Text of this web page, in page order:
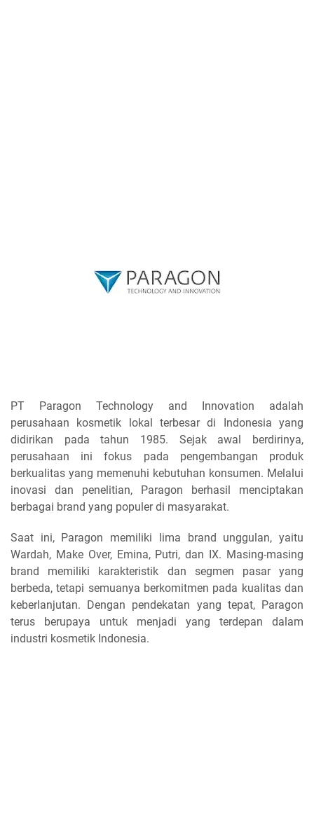
PT Paragon Technology and Innovation adalah
perusahaan kosmetik lokal terbesar di Indonesia yang
didirikan pada tahun 1985. Sejak awal berdirinya,
perusahaan ini fokus pada pengembangan produk
berkualitas yang memenuhi kebutuhan konsumen. Melalui
inovasi dan penelitian, Paragon berhasil menciptakan
berbagai brand yang populer di masyarakat.
Saat ini, Paragon memiliki lima brand unggulan, yaitu
Wardah, Make Over, Emina, Putri, dan IX. Masing-masing
brand memiliki karakteristik dan segmen pasar yang
berbeda, tetapi semuanya berkomitmen pada kualitas dan
keberlanjutan. Dengan pendekatan yang tepat, Paragon
terus berupaya untuk menjadi yang terdepan dalam
industri kosmetik Indonesia.